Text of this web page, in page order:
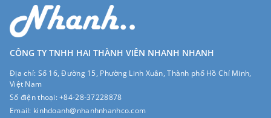
CÔNG TY TNHH HAI THÀNH VIÊN NHANH NHANH
Địa chỉ: Số 16, Đường 15, Phường Linh Xuân, Thành phố Hồ Chí Minh,
Việt Nam
Số điện thoại:+84-28-37228878
Email: kinhdoanh@nhanhnhanhco.com